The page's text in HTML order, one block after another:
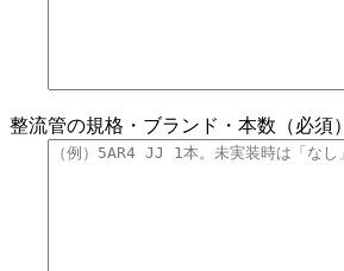
整流管の規格・ブランド・本数（必須）